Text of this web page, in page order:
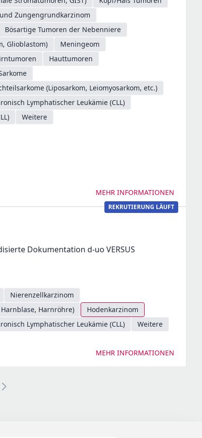
Zungengrundkarzinom
Bösartige Tumoren der Nebenniere
Glioblastom)
Meningeom
Hauttumoren
(Liposarkom, Leiomyosarkom, etc.)
Lymphatischer Leukämie (CLL)
Weitere
MEHR INFORMATIONEN
REKRUTIERUNG LÄUFT
Dokumentation d-uo VERSUS
Nierenzellkarzinom
Harnröhre)
Hodenkarzinom
Lymphatischer Leukämie (CLL)
Weitere
MEHR INFORMATIONEN